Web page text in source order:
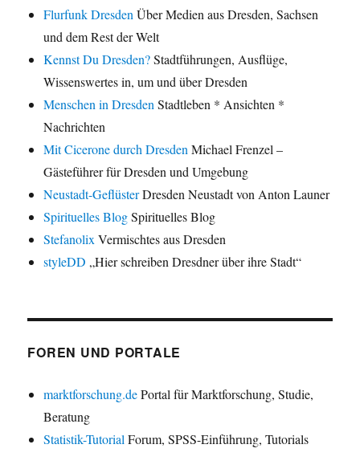
Flurfunk Dresden Über Medien aus Dresden, Sachsen
und dem Rest der Welt
Kennst Du Dresden?Stadtführungen, Ausflüge,
Wissenswertes in, um und über Dresden
Menschen in Dresden Stadtleben * Ansichten *
Nachrichten
Mit Cicerone durch Dresden Michael Frenzel –
Gästeführer für Dresden und Umgebung
Neustadt-GeflüsterDresden Neustadt von Anton Launer
Spirituelles BlogSpirituelles Blog
Stefanolix Vermischtes aus Dresden
styleDD „Hier schreiben Dresdner über ihre Stadt“
FOREN UND PORTALE
marktforschung.dePortal für Marktforschung, Studie,
Beratung
Statistik-Tutorial Forum, SPSS-Einführung, Tutorials